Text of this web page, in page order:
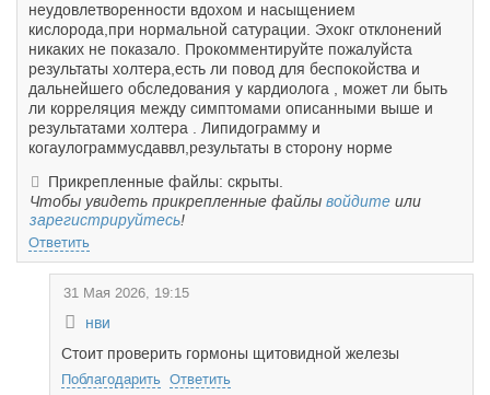
неудовлетворенности вдохом и насыщением
кислорода,при нормальной сатурации. Эхокг отклонений
никаких не показало. Прокомментируйте пожалуйста
результаты холтера,есть ли повод для беспокойства и
дальнейшего обследования у кардиолога , может ли быть
ли корреляция между симптомами описанными выше и
результатами холтера . Липидограмму и
когаулограммусдаввл,результаты в сторону норме
Прикрепленные файлы: скрыты.
Чтобы увидеть прикрепленные файлы войдите или
зарегистрируйтесь!
Ответить
31 Мая 2026, 19:15
нви
Стоит проверить гормоны щитовидной железы
Поблагодарить Ответить